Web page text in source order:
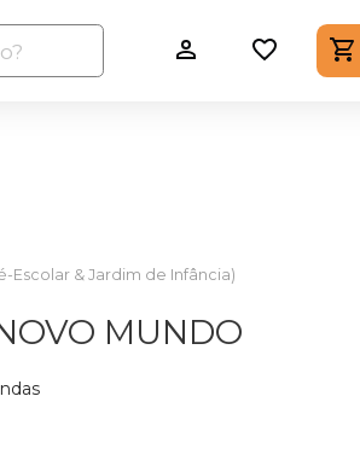
Escolar & Jardim de Infância)
MUNDO